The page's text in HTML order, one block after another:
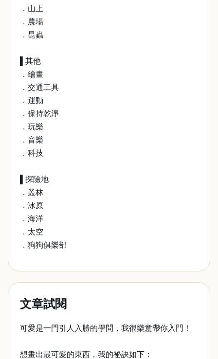
．山上
．農場
．昆蟲
▌其他
．繪畫
．交通工具
．運動
．保持乾淨
．玩樂
．音樂
．科技
▌探險地
．叢林
．冰原
．海洋
．太空
．狗狗俱樂部
文章試閱
可愛是一門引人入勝的學問，我很樂意帶你入門！
想畫出最可愛的東西，我的祕訣如下：